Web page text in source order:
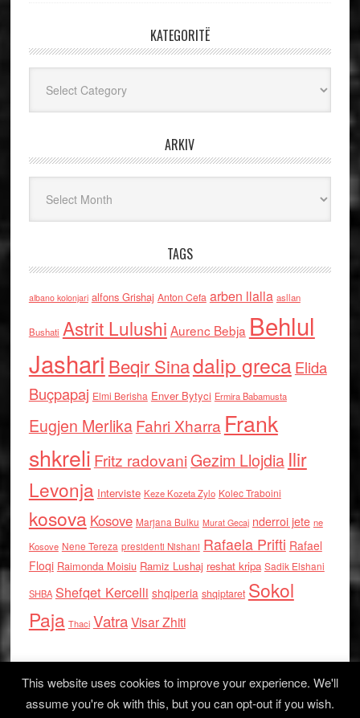
KATEGORITË
ARKIV
TAGS
albano kolonjari alfons Grishaj Anton Cefa arben llalla asllan
Bushati Astrit Lulushi Aurenc Bebja Behlul
Jashari Beqir Sinadalip grecaElida
Buçpapaj Elmi Berisha Enver Bytyci Ermira Babamusta
Eugjen MerlikaFahri Xharra Frank
shkreli Fritz radovaniGezim Llojdia Ilir
Levonja Interviste Keze Kozeta Zylo Kolec Traboini
kosova Kosove Marjana Bulku Murat Gecaj nderroi jete ne
Kosove Nene Tereza presidenti Nishani Rafaela Prifti Rafael
Floqi Raimonda Moisiu Ramiz Lushaj reshat kripa Sadik Elshani
SHBA Shefqet Kercelli shqiperia shqiptaret Sokol
Paja Thaci VatraVisar Zhiti
This website uses cookies to improve your experience. We'll
assume you're ok with this, but you can opt-out if you wish.